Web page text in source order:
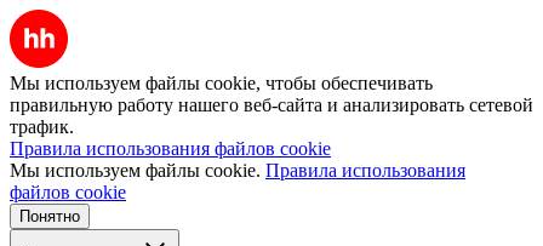
Мы используем файлы cookie, чтобы обеспечивать
правильную работу нашего веб-сайта и анализировать сетевой
трафик.
Правила использования файлов cookie
Мы используем файлы cookie. Правила использования
файлов cookie
Понятно